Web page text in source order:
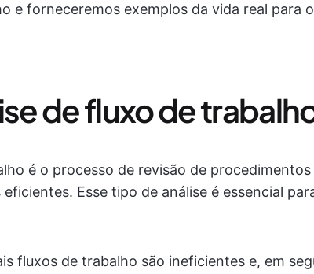
e forneceremos exemplos da vida real para
de fluxo de
é o processo de revisão de
Esse tipo de análise é essencial
fluxos de trabalho são ineficientes e, em